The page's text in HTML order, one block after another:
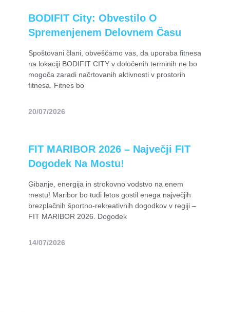
BODIFIT City: Obvestilo O
Spremenjenem Delovnem Času
Spoštovani člani, obveščamo vas, da uporaba fitnesa
na lokaciji BODIFIT CITY v določenih terminih ne bo
mogoča zaradi načrtovanih aktivnosti v prostorih
fitnesa. Fitnes bo
20/07/2026
FIT MARIBOR 2026 – Največji FIT
Dogodek Na Mostu!
Gibanje, energija in strokovno vodstvo na enem
mestu! Maribor bo tudi letos gostil enega največjih
brezplačnih športno-rekreativnih dogodkov v regiji –
FIT MARIBOR 2026. Dogodek
14/07/2026